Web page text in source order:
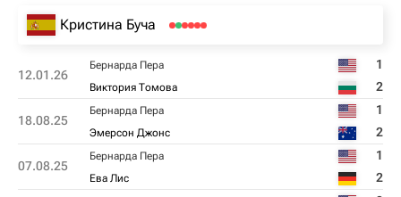
Кристина Буча
12.01.26
Бернарда Пера 1
Виктория Томова 2
18.08.25
Бернарда Пера 1
Эмерсон Джонс 2
07.08.25
Бернарда Пера 1
Ева Лис 2